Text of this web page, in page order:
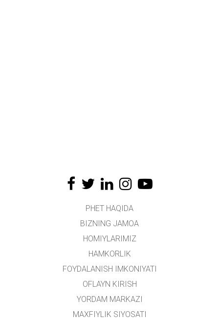
PHET HAQIDA
BIZNING JAMOA
HOMIYLARIMIZ
HAMKORLIK
FOYDALANISH IMKONIYATI
OFLAYN KIRISH
YORDAM MARKAZI
MAXFIYLIK SIYOSATI